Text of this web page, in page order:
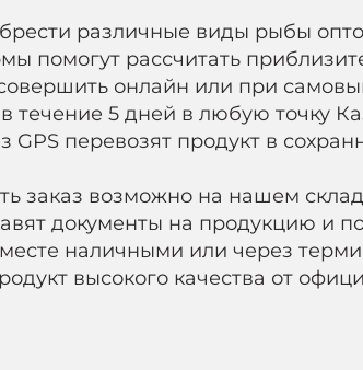
различные виды рыбы
помогут рассчитать
онлайн или при
течение 5 дней в любую точку
перевозят продукт в
заказ возможно на нашем
документы на продукцию и
наличными или через
высокого качества от